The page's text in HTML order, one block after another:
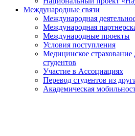
Международные связи
Международная
Международная
Международные проекты
Условия поступления
Медицинское
студентов
Участие в Ассоциациях
Перевод студентов из
Академическая